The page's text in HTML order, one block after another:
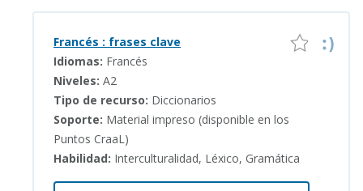
Francés : frases clave
Idiomas: Francés
Niveles: A2
Tipo de recurso: Diccionarios
Soporte: Material impreso (disponible en los
Puntos CraaL)
Habilidad: Interculturalidad, Léxico, Gramática